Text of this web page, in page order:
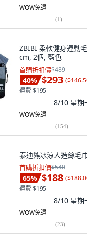
WOW免運
(1)
ZBIBI 柔軟健身運動
cm, 2個, 藍色
首購折扣價$489
40% $293 (
運費 $195
8/10 星期
WOW免運
(154)
泰迪熊冰涼人造絲毛
首購折扣價$540
65% $188 (
運費 $195
8/10 星期
WOW免運
(23)